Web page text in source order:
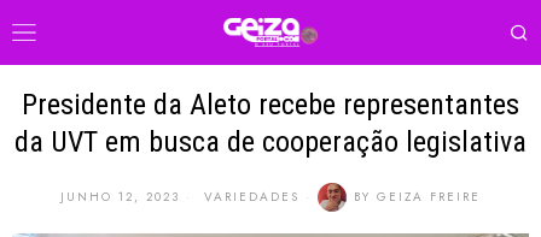
Presidente da Aleto recebe representantes
da UVT em busca de cooperação legislativa
JUNHO 12, 2023 VARIEDADES BY GEIZA FREIRE